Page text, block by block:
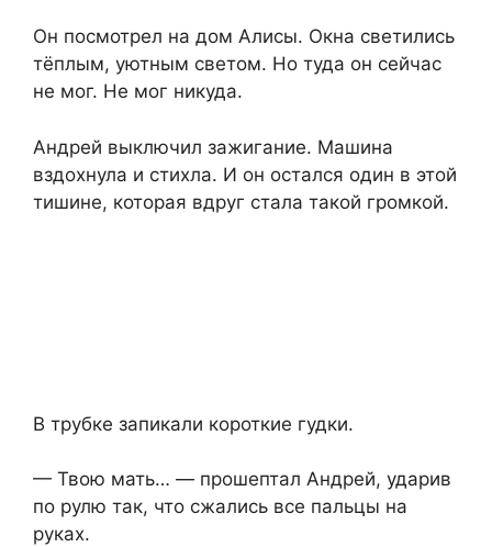
Он посмотрел на дом Алисы. Окна светились
тёплым, уютным светом. Но туда он сейчас
не мог. Не мог никуда.
Андрей выключил зажигание. Машина
вздохнула и стихла. И он остался один в этой
тишине, которая вдруг стала такой громкой.
В трубке запикали короткие гудки.
— Твою мать… — прошептал Андрей, ударив
по рулю так, что сжались все пальцы на
руках.